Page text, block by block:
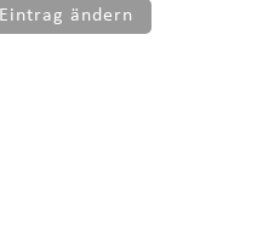
Eintrag ändern